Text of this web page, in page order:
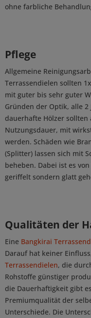
ohne farbliche
Pflege
Allgemeine
Terrassendielen sollten
mit guter bis sehr guter
Gründen der Optik, alle
dauerhafte Hölzer sollten
Nutzungsdauer, mit
werden. Schäden wie
(Splitter) lassen sich mit
beheben. Dabei ist es
geriffelt sondern glatt
Qualitäten der
Eine Bangkirai
Darauf hat keiner
Terrassendielen, die
Rohstoffe günstiger
die Dauerhaftigkeit gibt
Premiumqualität der
Unterschiede. Die